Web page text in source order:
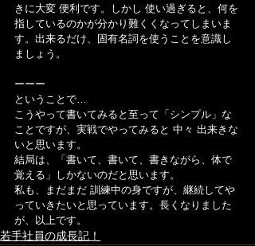
きに大変 便利です。しかし 使い過ぎると、何を
指しているのかが分かり難くくなってしまいま
す。出来るだけ、固有名詞を使うことを意識し
ましょう。
ーーー
ということで…
こうやって書いてみると至って「シンプル」な
ことですが、実戦でやってみると 中々 出来きな
いと思います。
結局は、「書いて、書いて、書きながら、体で
覚える」しかないのだと思います。
私も、まだまだ 訓練中の身ですが、継続してや
っていきたいと思っています。長くなりました
が、以上です。
若手社員の成長記！